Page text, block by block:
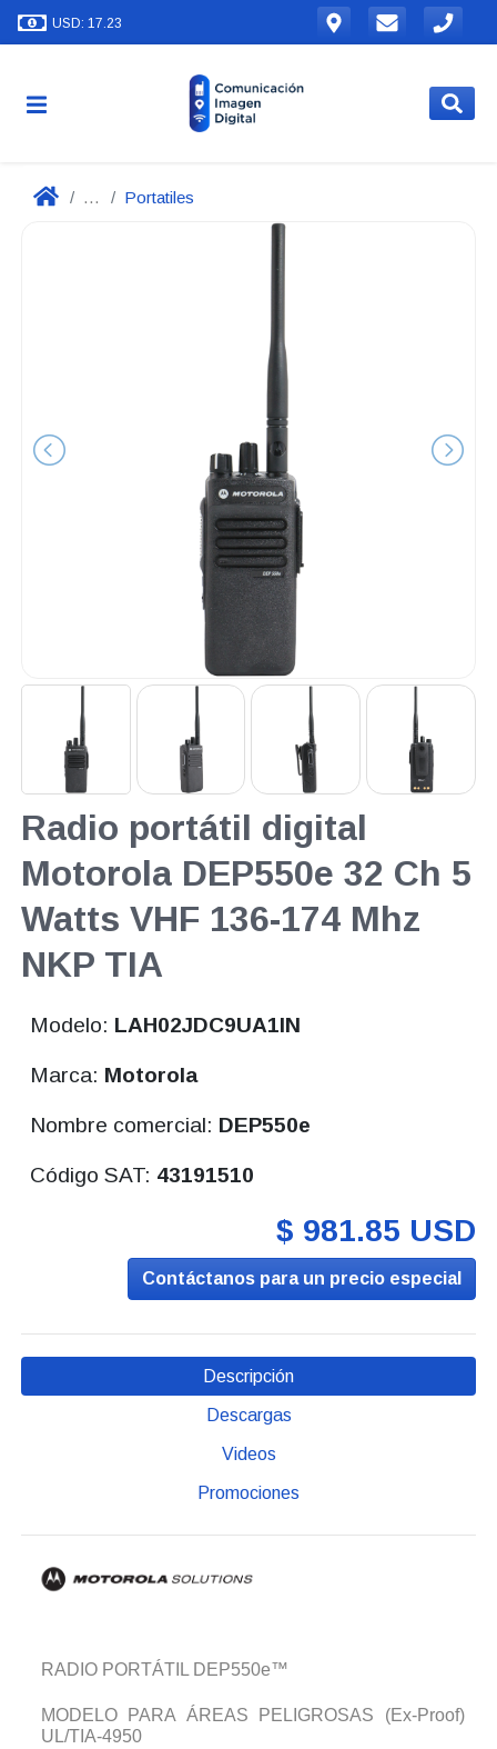
USD: 17.23
... Portatiles
Radio portátil digital
Motorola DEP550e 32 Ch 5
Watts VHF 136-174 Mhz
NKP TIA
Modelo: LAH02JDC9UA1IN
Marca: Motorola
Nombre comercial: DEP550e
Código SAT: 43191510
$ 981.85 USD
Contáctanos para un precio especial
Descripción
Descargas
Videos
Promociones
RADIO PORTÁTIL DEP550e™
MODELO PARA ÁREAS PELIGROSAS (Ex-Proof)
UL/TIA-4950